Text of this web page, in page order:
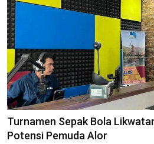
Turnamen Sepak Bola
Potensi Pemuda Alor